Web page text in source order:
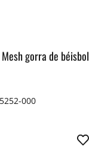
gorra de béisbol
000